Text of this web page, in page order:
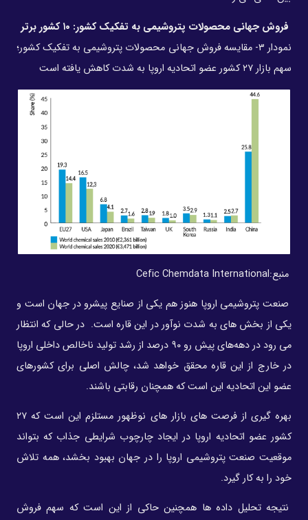
فروش جهانی محصولات پتروشیمی به تفکیک کشور: ۱۰ کشور برتر
نمودار ۳- مقایسه فروش جهانی محصولات پتروشیمی به تفکیک کشور؛
سهم بازار ۲۷ کشور عضو اتحادیه اروپا به شدت کاهش یافته است
منبع:Cefic Chemdata International
صنعت پتروشیمی اروپا هنوز هم یکی از صنایع پیشرو در جهان است و
یکی از بخش های به شدت نوآور در این قاره است. در حالی که انتظار
می رود در دهه‌های پیش رو ۹۰ درصد از رشد تولید ناخالص داخلی اروپا
در خارج از این قاره محقق خواهد شد، چالش اصلی برای کشورهای
عضو این اتحادیه این است که همچنان رقابتی باشند.
بهره گیری از فرصت های بازار های نوظهور مستلزم این است که ۲۷
کشور عضو اتحادیه اروپا در ایجاد چارچوب شرایطی جذاب که بتواند
موقعیت صنعت پتروشیمی اروپا را در جهان بهبود بخشد، همه تلاش
خود را به کار گیرد.
نتیجه تحلیل داده ها همچنین حاکی از این است که سهم فروش